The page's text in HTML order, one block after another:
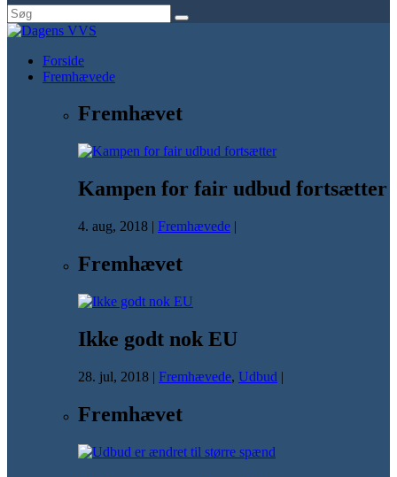
Forside
Fremhævede
Fremhævet
Kampen for fair udbud fortsætter
4. aug, 2018 | Fremhævede |
Fremhævet
Ikke godt nok EU
28. jul, 2018 | Fremhævede, Udbud |
Fremhævet